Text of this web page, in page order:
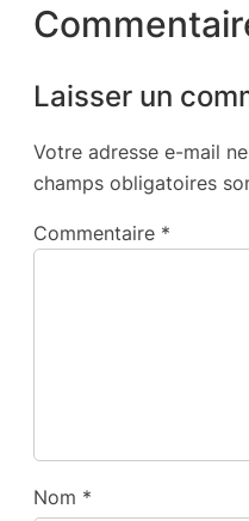
Laisser un
Votre adresse e-mail
champs obligatoires
Commentaire *
Nom *